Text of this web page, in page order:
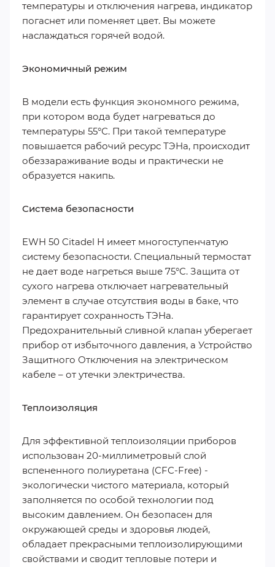
температуры и отключения нагрева, индикатор
погаснет или поменяет цвет. Вы можете
наслаждаться горячей водой.
Экономичный режим
В модели есть функция экономного режима,
при котором вода будет нагреваться до
температуры 55°С. При такой температуре
повышается рабочий ресурс ТЭНа, происходит
обеззараживание воды и практически не
образуется накипь.
Система безопасности
EWH 50 Citadel H имеет многоступенчатую
систему безопасности. Специальный термостат
не дает воде нагреться выше 75°C. Защита от
сухого нагрева отключает нагревательный
элемент в случае отсутствия воды в баке, что
гарантирует сохранность ТЭНа.
Предохранительный сливной клапан уберегает
прибор от избыточного давления, а Устройство
Защитного Отключения на электрическом
кабеле – от утечки электричества.
Теплоизоляция
Для эффективной теплоизоляции приборов
использован 20-миллиметровый слой
вспененного полиуретана (CFC-Free) -
экологически чистого материала, который
заполняется по особой технологии под
высоким давлением. Он безопасен для
окружающей среды и здоровья людей,
обладает прекрасными теплоизолирующими
свойствами и сводит тепловые потери и